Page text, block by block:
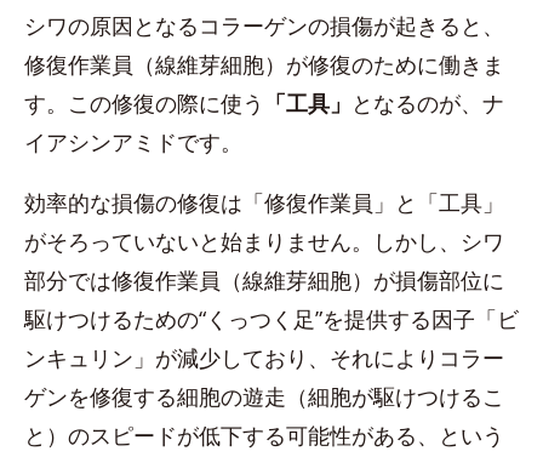
シワの原因となるコラーゲンの損傷が起きると、
修復作業員（線維芽細胞）が修復のために働きま
す。この修復の際に使う 「工具」 となるのが、ナ
イアシンアミドです。
効率的な損傷の修復は「修復作業員」と「工具」
がそろっていないと始まりません。しかし、シワ
部分では修復作業員（線維芽細胞）が損傷部位に
駆けつけるための“くっつく足”を提供する因子「ビ
ンキュリン」が減少しており、それによりコラー
ゲンを修復する細胞の遊走（細胞が駆けつけるこ
と）のスピードが低下する可能性がある、という